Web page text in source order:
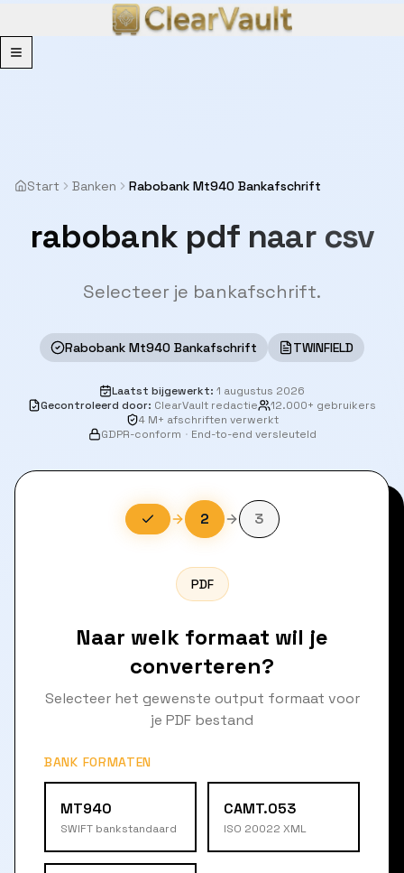
Menu
Start Banken Rabobank Mt940 Bankafschrift
rabobank pdf naar csv
Selecteer je bankafschrift.
Rabobank Mt940 Bankafschrift TWINFIELD
Laatst bijgewerkt: 1 augustus 2026
Gecontroleerd door: ClearVault redactie
12.000+ gebruikers
4 M+ afschriften verwerkt
GDPR-conform · End-to-end versleuteld
2 3
PDF
Naar welk formaat wil je
converteren?
Selecteer het gewenste output formaat voor
je PDF bestand
BANK FORMATEN
MT940
SWIFT bankstandaard
CAMT.053
ISO 20022 XML